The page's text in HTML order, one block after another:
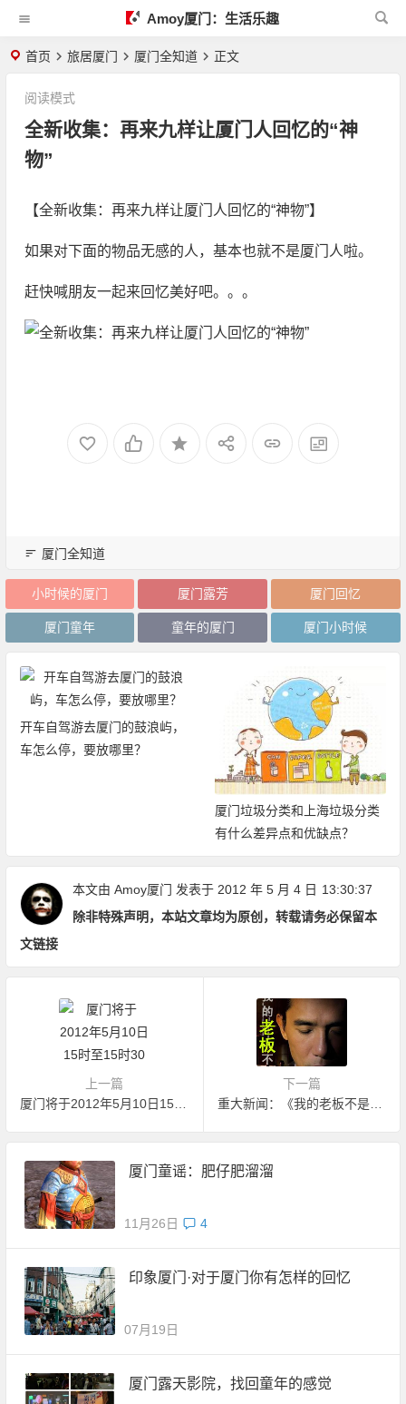
Amoy厦门：生活乐趣
首页 旅居厦门 厦门全知道 正文
全新收集：再来九样让厦门人回忆的“神
物”
阅读模式
【全新收集：再来九样让厦门人回忆的“神物”】
如果对下面的物品无感的人，基本也就不是厦门人啦。
赶快喊朋友一起来回忆美好吧。。。
厦门全知道
小时候的厦门 厦门露芳 厦门回忆
厦门童年 童年的厦门 厦门小时候
开车自驾游去厦门的鼓浪屿，
车怎么停，要放哪里？
厦门垃圾分类和上海垃圾分类
有什么差异点和优缺点？
本文由 Amoy厦门 发表于 2012 年 5 月 4 日 13:30:37
除非特殊声明，本站文章均为原创，转载请务必保留本
文链接
上一篇
厦门将于2012年5月10日15时至15时30分拉响防空警报
下一篇
重大新闻：《我的老板不是人》将于今日免费上映
厦门童谣：肥仔肥溜溜
11月26日 4
印象厦门·对于厦门你有怎样的回忆
07月19日
厦门露天影院，找回童年的感觉